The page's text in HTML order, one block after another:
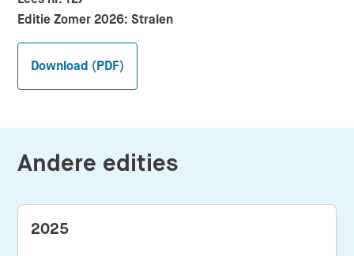
Editie Zomer 2026: Stralen
Download (PDF)
Andere edities
2025